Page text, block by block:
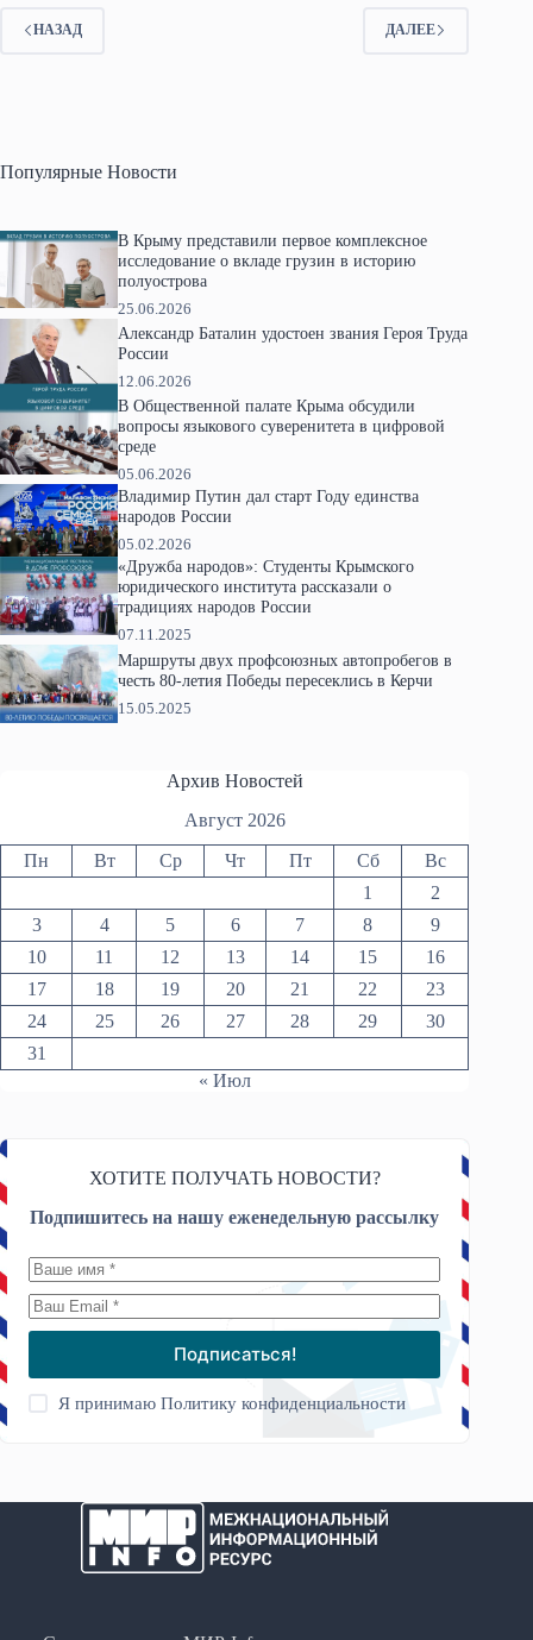
НАЗАД ДАЛЕЕ
Популярные Новости
В Крыму представили первое комплексное
исследование о вкладе грузин в историю
полуострова
25.06.2026
Александр Баталин удостоен звания Героя Труда
России
12.06.2026
В Общественной палате Крыма обсудили
вопросы языкового суверенитета в цифровой
среде
05.06.2026
Владимир Путин дал старт Году единства
народов России
05.02.2026
«Дружба народов»: Студенты Крымского
юридического института рассказали о
традициях народов России
07.11.2025
Маршруты двух профсоюзных автопробегов в
честь 80-летия Победы пересеклись в Керчи
15.05.2025
Архив Новостей
Август 2026
Пн Вт Ср Чт Пт Сб
Вс
1
2
3
4 5 6 7 8
9
10
11 12 13 14 15
16
17
18 19 20 21 22
23
24
25 26 27 28 29
30
31
« Июл
ХОТИТЕ ПОЛУЧАТЬ НОВОСТИ?
Подпишитесь на нашу еженедельную рассылку
Подписаться!
Я принимаюПолитику конфиденциальности